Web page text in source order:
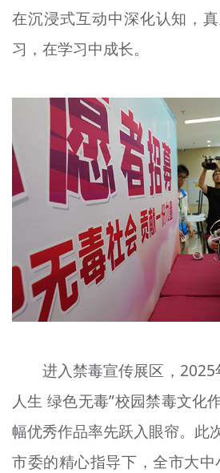
在沉浸式互动中深化认知，
习，在学习中成长。
进入禁毒宣传展区，2025
人生 绿色无毒”校园禁毒文化
幅优秀作品率先跃入眼帘。此
市委的精心指导下，全市大